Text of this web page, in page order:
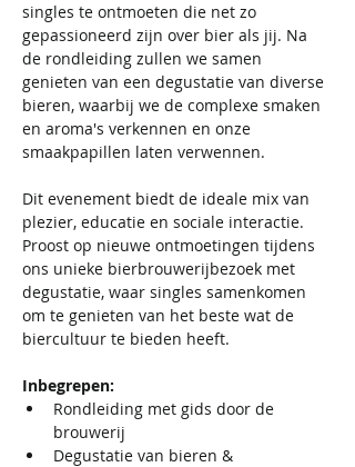
singles te ontmoeten die net zo
gepassioneerd zijn over bier als jij. Na
de rondleiding zullen we samen
genieten van een degustatie van diverse
bieren, waarbij we de complexe smaken
en aroma's verkennen en onze
smaakpapillen laten verwennen.
Dit evenement biedt de ideale mix van
plezier, educatie en sociale interactie.
Proost op nieuwe ontmoetingen tijdens
ons unieke bierbrouwerijbezoek met
degustatie, waar singles samenkomen
om te genieten van het beste wat de
biercultuur te bieden heeft.
Inbegrepen:
Rondleiding met gids door de
brouwerij
Degustatie van bieren &